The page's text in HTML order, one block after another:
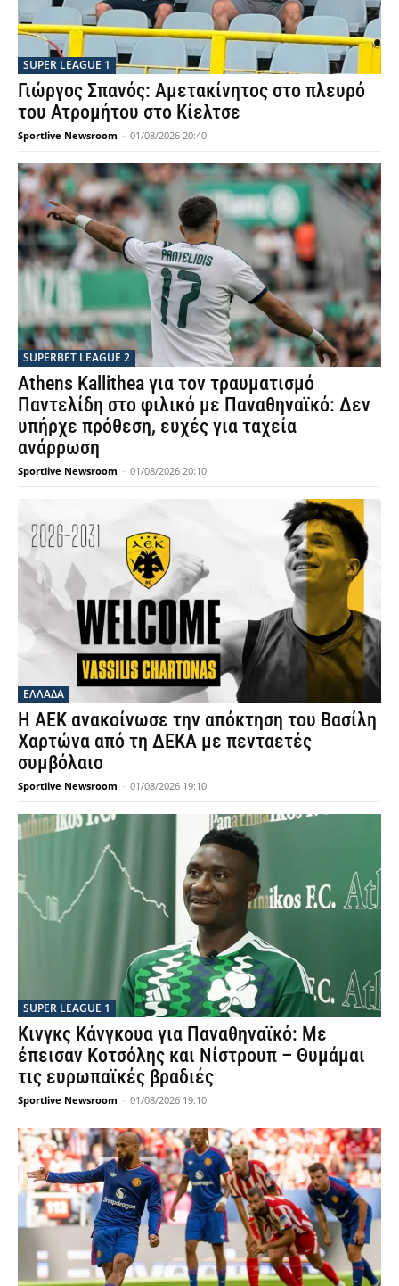
SUPER LEAGUE 1
Γιώργος Σπανός: Αμετακίνητος στο πλευρό
του Ατρομήτου στο Κίελτσε
Sportlive Newsroom - 01/08/2026 20:40
SUPERBET LEAGUE 2
Athens Kallithea για τον τραυματισμό
Παντελίδη στο φιλικό με Παναθηναϊκό: Δεν
υπήρχε πρόθεση, ευχές για ταχεία
ανάρρωση
Sportlive Newsroom - 01/08/2026 20:10
ΕΛΛΑΔΑ
Η ΑΕΚ ανακοίνωσε την απόκτηση του Βασίλη
Χαρτώνα από τη ΔΕΚΑ με πενταετές
συμβόλαιο
Sportlive Newsroom - 01/08/2026 19:10
SUPER LEAGUE 1
Κινγκς Κάνγκουα για Παναθηναϊκό: Με
έπεισαν Κοτσόλης και Νίστρουπ – Θυμάμαι
τις ευρωπαϊκές βραδιές
Sportlive Newsroom - 01/08/2026 19:10